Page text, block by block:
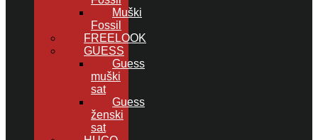
Muški
Fossil
FREELOOK
GUESS
Guess
muški
sat
Guess
ženski
sat